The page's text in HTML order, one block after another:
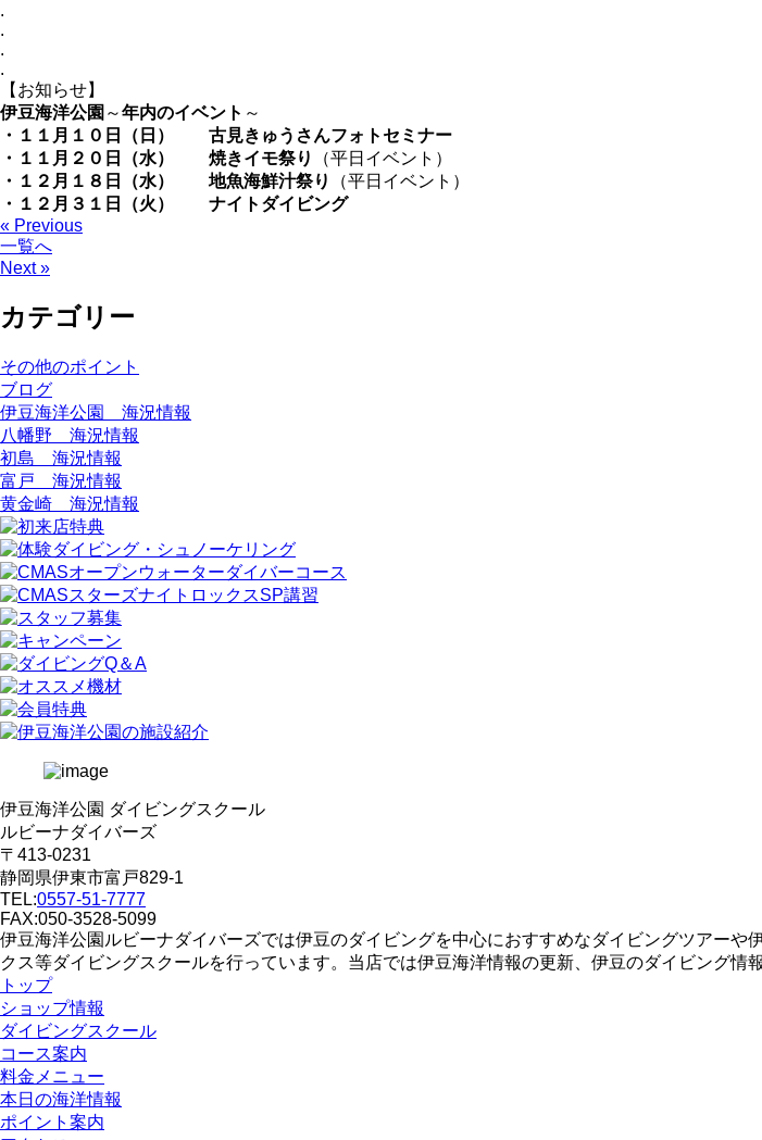
.
.
.
.
【お知らせ】
伊豆海洋公園 ～年内のイベント ～
・１１月１０日（日）
古見きゅうさんフォトセミナー
・１１月２０日（水）
焼きイモ祭り
（平日イベント）
・１２月１８日（水）
地魚海鮮汁祭り
（平日イベント）
・１２月３１日（火）
ナイトダイビング
« Previous
一覧へ
Next »
カテゴリー
その他のポイント
ブログ
伊豆海洋公園 海況情報
八幡野 海況情報
初島 海況情報
富戸 海況情報
黄金崎 海況情報
伊豆海洋公園 ダイビングスクール
ルビーナダイバーズ
〒413-0231
静岡県伊東市富戸829-1
TEL:0557-51-7777
FAX:050-3528-5099
伊豆海洋公園ルビーナダイバーズでは伊豆のダイビングを中心におすすめなダイビングツアー
クス等ダイビングスクールを行っています。当店では伊豆海洋情報の更新、伊豆のダイビング情
トップ
ショップ情報
ダイビングスクール
コース案内
料金メニュー
本日の海洋情報
ポイント案内